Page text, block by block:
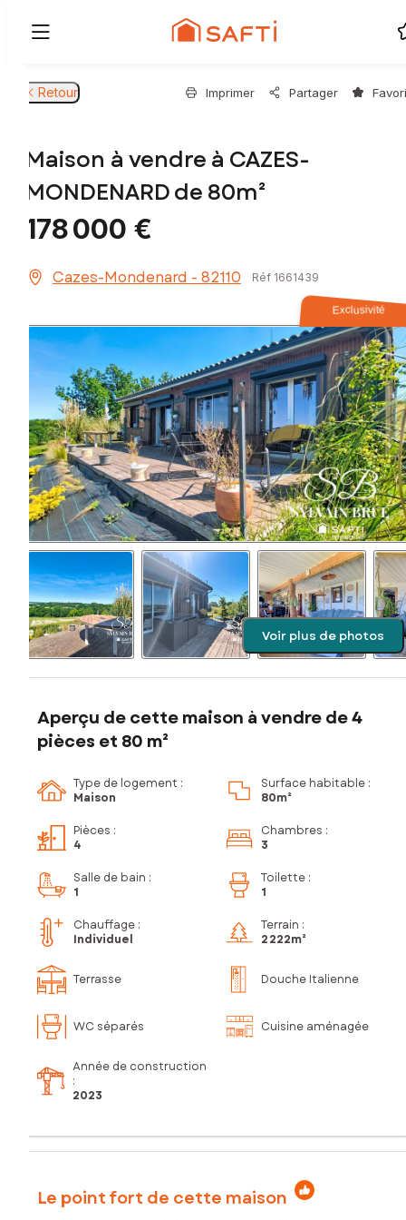
Retour Imprimer Partager
Maison à vendre à CAZES-
MONDENARD de 80m²
178 000 €
Cazes-Mondenard - 82110 Réf 1661439
Exclusivité
Voir plus de photos
Aperçu de cette maison à vendre de 4
pièces et 80 m²
Type de logement :
Maison
Surface habitable :
80m²
Pièces :
4
Chambres :
3
Salle de bain :
1
Toilette :
1
Chauffage :
Individuel
Terrain :
2 222m²
Terrasse Douche Italienne
WC séparés Cuisine aménagée
Année de construction
:
2023
Le point fort de cette maison